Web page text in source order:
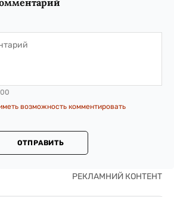
возможность комментировать
ОТПРАВИТЬ